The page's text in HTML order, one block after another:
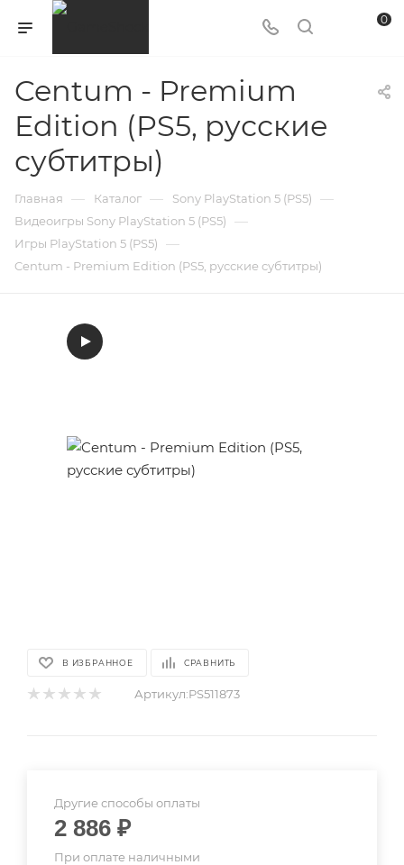
0
Centum - Premium
Edition (PS5, русские
субтитры)
Главная — Каталог — Sony PlayStation 5 (PS5) —
Видеоигры Sony PlayStation 5 (PS5) —
Игры PlayStation 5 (PS5) —
Centum - Premium Edition (PS5, русские субтитры)
В ИЗБРАННОЕ СРАВНИТЬ
Артикул:PS511873
Другие способы оплаты
2 886 ₽
При оплате наличными